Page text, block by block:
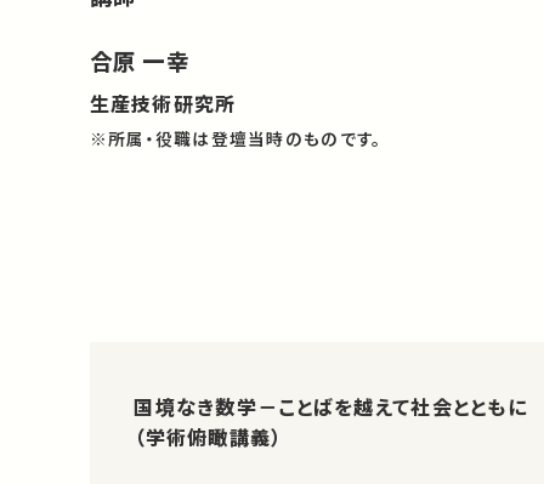
合原 一幸
生産技術研究所
※所属・役職は登壇当時のものです。
国境なき数学－ことばを越えて社会とともに
（学術俯瞰講義）